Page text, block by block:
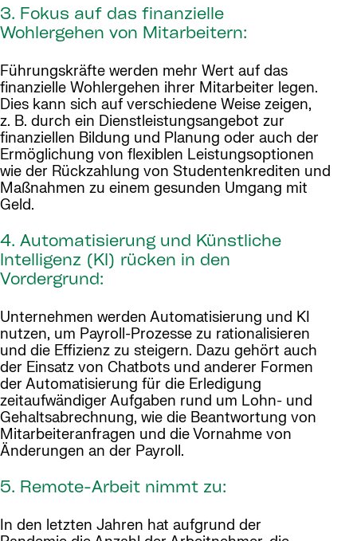
3. Fokus auf das finanzielle
Wohlergehen von Mitarbeitern:
Führungskräfte werden mehr Wert auf das
finanzielle Wohlergehen ihrer Mitarbeiter legen.
Dies kann sich auf verschiedene Weise zeigen,
z. B. durch ein Dienstleistungsangebot zur
finanziellen Bildung und Planung oder auch der
Ermöglichung von flexiblen Leistungsoptionen
wie der Rückzahlung von Studentenkrediten und
Maßnahmen zu einem gesunden Umgang mit
Geld.
4. Automatisierung und Künstliche
Intelligenz (KI) rücken in den
Vordergrund:
Unternehmen werden Automatisierung und KI
nutzen, um Payroll-Prozesse zu rationalisieren
und die Effizienz zu steigern. Dazu gehört auch
der Einsatz von Chatbots und anderer Formen
der Automatisierung für die Erledigung
zeitaufwändiger Aufgaben rund um Lohn- und
Gehaltsabrechnung, wie die Beantwortung von
Mitarbeiteranfragen und die Vornahme von
Änderungen an der Payroll.
5. Remote-Arbeit nimmt zu:
In den letzten Jahren hat aufgrund der